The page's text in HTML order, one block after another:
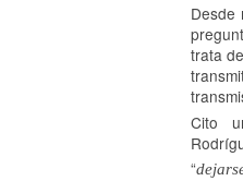
Desde
trata
Cito
“